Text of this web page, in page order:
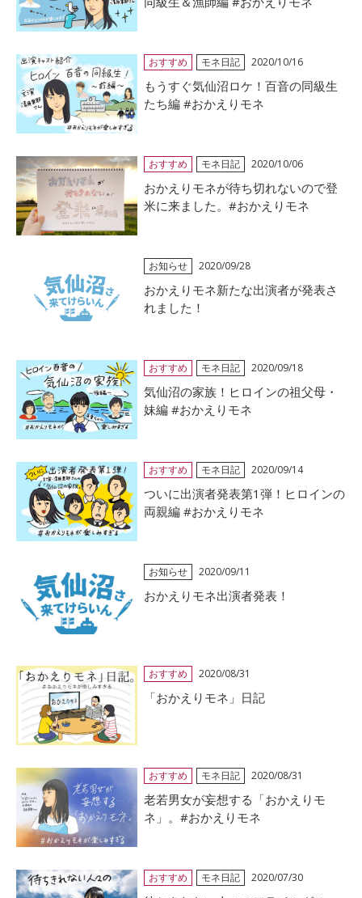
おすすめ モネ日記 2020/10/16
もうすぐ気仙沼ロケ！百音の同級生
たち編 #おかえりモネ
おすすめ モネ日記 2020/10/06
おかえりモネが待ち切れないので登
米に来ました。#おかえりモネ
お知らせ 2020/09/28
おかえりモネ新たな出演者が発表さ
れました！
おすすめ モネ日記 2020/09/18
気仙沼の家族！ヒロインの祖父母・
妹編 #おかえりモネ
おすすめ モネ日記 2020/09/14
ついに出演者発表第1弾！ヒロインの
両親編 #おかえりモネ
お知らせ 2020/09/11
おかえりモネ出演者発表！
おすすめ 2020/08/31
「おかえりモネ」日記
おすすめ モネ日記 2020/08/31
老若男女が妄想する「おかえりモ
ネ」。#おかえりモネ
おすすめ モネ日記 2020/07/30